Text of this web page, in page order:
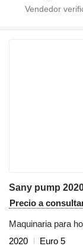
Precio a
Maquinaria para
2020
Euro 5